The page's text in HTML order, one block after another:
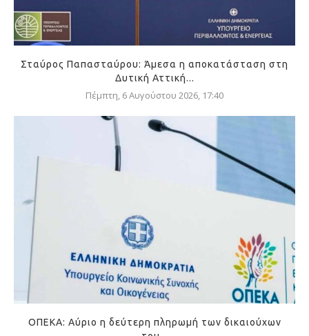
Σταύρος Παπασταύρου: Άμεσα η αποκατάσταση στη
Δυτική Αττική...
Πέμπτη, 6 Αυγούστου 2026, 17:40
ΟΠΕΚΑ: Αύριο η δεύτερη πληρωμή των δικαιούχων